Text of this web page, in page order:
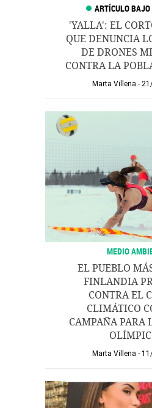
'YALLA': EL
QUE DENUNCIA
DE DRONES
CONTRA LA
Marta Villena
MEDIO
EL PUEBLO
FINLANDIA
CONTRA EL
CLIMÁTICO
CAMPAÑA PARA
Marta Villena